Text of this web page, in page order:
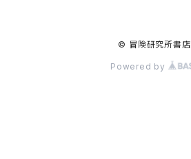
© 冒険研究所書店
Powered by